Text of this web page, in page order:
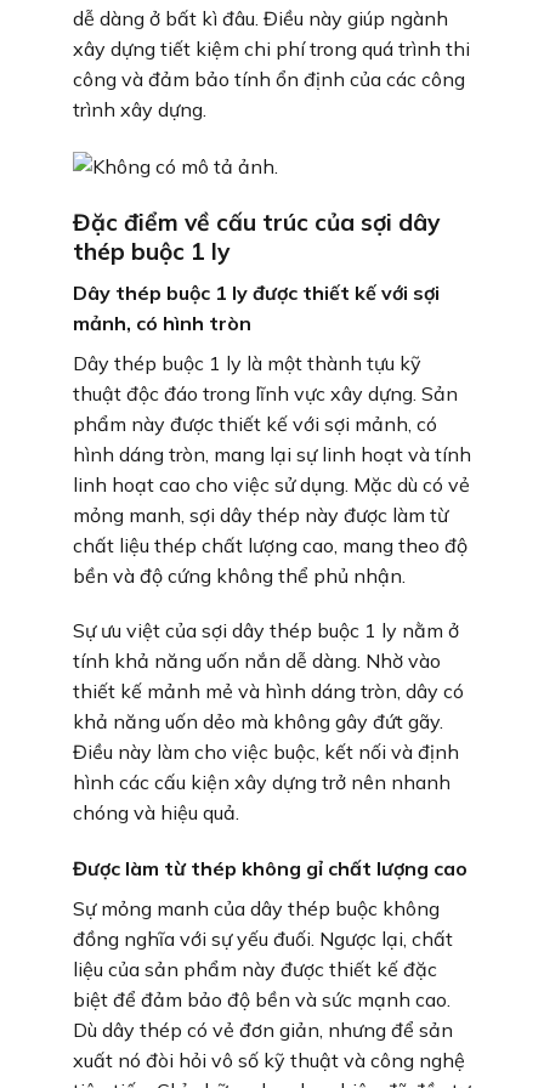
dễ dàng ở bất kì đâu. Điều này giúp ngành
xây dựng tiết kiệm chi phí trong quá trình thi
công và đảm bảo tính ổn định của các công
trình xây dựng.
Đặc điểm về cấu trúc của sợi dây
thép buộc 1 ly
Dây thép buộc 1 ly được thiết kế với sợi
mảnh, có hình tròn
Dây thép buộc 1 ly là một thành tựu kỹ
thuật độc đáo trong lĩnh vực xây dựng. Sản
phẩm này được thiết kế với sợi mảnh, có
hình dáng tròn, mang lại sự linh hoạt và tính
linh hoạt cao cho việc sử dụng. Mặc dù có vẻ
mỏng manh, sợi dây thép này được làm từ
chất liệu thép chất lượng cao, mang theo độ
bền và độ cứng không thể phủ nhận.
Sự ưu việt của sợi dây thép buộc 1 ly nằm ở
tính khả năng uốn nắn dễ dàng. Nhờ vào
thiết kế mảnh mẻ và hình dáng tròn, dây có
khả năng uốn dẻo mà không gây đứt gãy.
Điều này làm cho việc buộc, kết nối và định
hình các cấu kiện xây dựng trở nên nhanh
chóng và hiệu quả.
Được làm từ thép không gỉ chất lượng cao
Sự mỏng manh của dây thép buộc không
đồng nghĩa với sự yếu đuối. Ngược lại, chất
liệu của sản phẩm này được thiết kế đặc
biệt để đảm bảo độ bền và sức mạnh cao.
Dù dây thép có vẻ đơn giản, nhưng để sản
xuất nó đòi hỏi vô số kỹ thuật và công nghệ